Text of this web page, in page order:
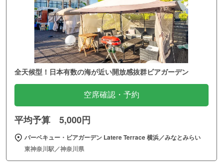
全天候型！日本有数の海が近い開放感抜群ビアガーデン
空席確認・予約
平均予算 5,000円
バーベキュー・ビアガーデン Latere Terrace 横浜／みなとみらい
東神奈川駅／神奈川県